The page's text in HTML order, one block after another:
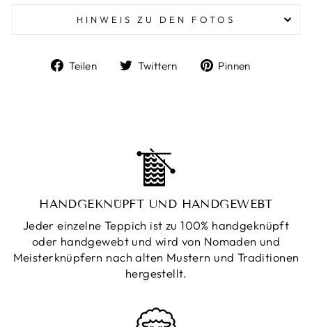
HINWEIS ZU DEN FOTOS
Teilen
Auf
Twittern
Auf
Pinnen
HANDGEKNÜPFT UND HANDGEWEBT
Jeder einzelne Teppich ist zu 100% handgeknüpft
oder handgewebt und wird von Nomaden und
Meisterknüpfern nach alten Mustern und Traditionen
hergestellt.